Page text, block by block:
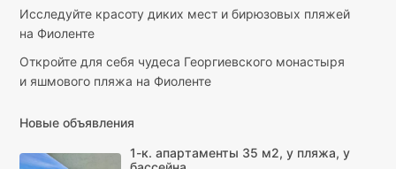
Исследуйте красоту диких мест и бирюзовых пляжей
на Фиоленте
Откройте для себя чудеса Георгиевского монастыря
и яшмового пляжа на Фиоленте
Новые объявления
1-к. апартаменты 35 м2, у пляжа, у